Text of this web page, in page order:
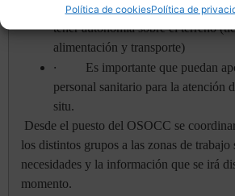
Política de cookiesPolítica de
Deben disponer de la
tener autonomía sobre el terreno
alimentación y transporte)
·
Es importante que puedan
personal sanitario para la atención
situ.
Desde el puesto del OSOCC se
los distintos grupos a las zonas de trabajo
necesidades y la información que se irá
momento.